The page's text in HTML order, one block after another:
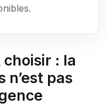
: la
n’est pas